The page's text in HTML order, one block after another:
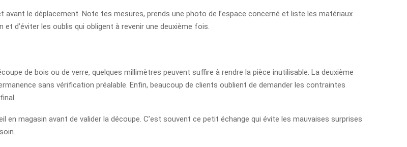
le déplacement. Note tes mesures, prends une photo de l’espace concerné et liste les matériaux
d’éviter les oublis qui obligent à revenir une deuxième fois.
de bois ou de verre, quelques millimètres peuvent suffire à rendre la pièce inutilisable. La deuxième
sans vérification préalable. Enfin, beaucoup de clients oublient de demander les contraintes
magasin avant de valider la découpe. C’est souvent ce petit échange qui évite les mauvaises surprises